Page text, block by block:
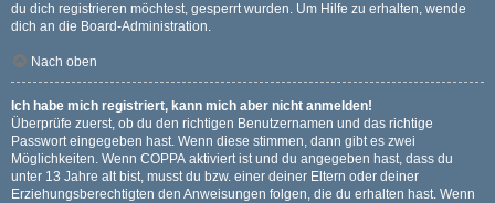
du dich registrieren möchtest, gesperrt wurden. Um Hilfe zu erhalten, wende
dich an die Board-Administration.
Nach oben
Ich habe mich registriert, kann mich aber nicht anmelden!
Überprüfe zuerst, ob du den richtigen Benutzernamen und das richtige
Passwort eingegeben hast. Wenn diese stimmen, dann gibt es zwei
Möglichkeiten. Wenn COPPA aktiviert ist und du angegeben hast, dass du
unter 13 Jahre alt bist, musst du bzw. einer deiner Eltern oder deiner
Erziehungsberechtigten den Anweisungen folgen, die du erhalten hast. Wenn